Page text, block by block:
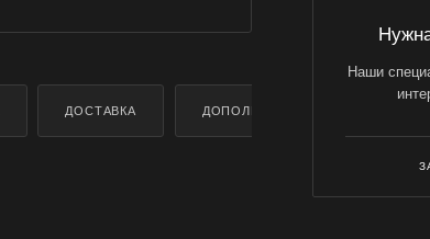
ДОСТАВКА ДОПОЛНИТЕЛЬНО
Наши